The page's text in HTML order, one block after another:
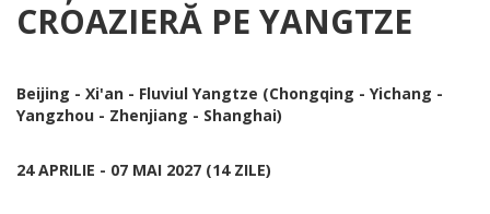
CROAZIERĂ PE YANGTZE
Beijing - Xi'an - Fluviul Yangtze (Chongqing - Yichang -
Yangzhou - Zhenjiang - Shanghai)
24 APRILIE - 07 MAI 2027 (14 ZILE)